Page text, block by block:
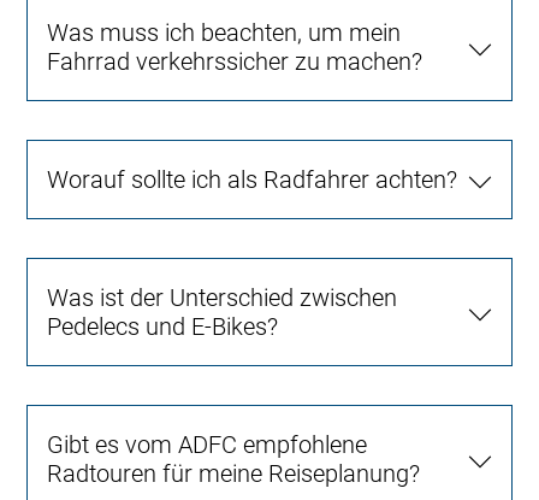
Was muss ich beachten, um mein
Fahrrad verkehrssicher zu machen?
Worauf sollte ich als Radfahrer achten?
Was ist der Unterschied zwischen
Pedelecs und E-Bikes?
Gibt es vom ADFC empfohlene
Radtouren für meine Reiseplanung?